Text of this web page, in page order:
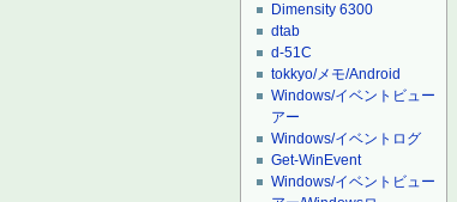
Dimensity 6300
dtab
d-51C
tokkyo/メモ/Android
Windows/イベントビュー
アー
Windows/イベントログ
Get-WinEvent
Windows/イベントビュー